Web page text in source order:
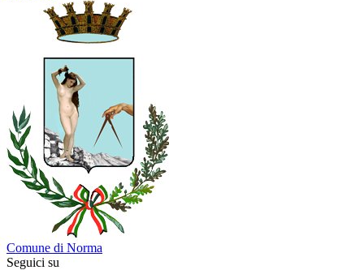
Comune di Norma
Seguici su